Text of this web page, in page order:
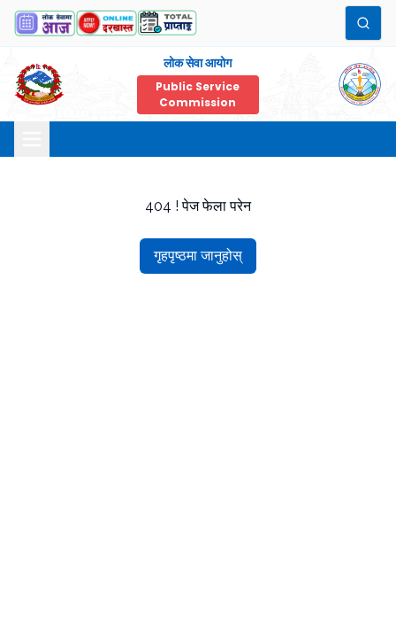
लोक सेवा आयोग
Public Service
Commission
404 ! पेज फेला परेन
गृहपृष्ठमा जानुहोस्